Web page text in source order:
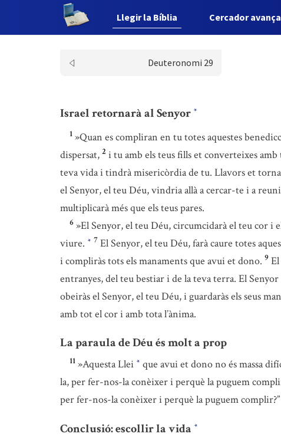
Llegir la Bíblia Cercador
Deuteronomi 29
Israel retornarà al Senyor *
1 »Quan es compliran en tu totes aquestes
dispersat, 2 i tu amb els teus fills et converteixes
teva vida i tindrà misericòrdia de tu. Llavors et
el Senyor, el teu Déu, vindria allà a cercar-te i a
multiplicarà més que els teus pares.
6 »El Senyor, el teu Déu, circumcidarà el teu cor i
viure. * 7 El Senyor, el teu Déu, farà caure totes
i compliràs tots els manaments que avui et dono. 9
entranyes, del teu bestiar i de la teva terra. El
obeiràs el Senyor, el teu Déu, i guardaràs els seus
amb tot el cor i amb tota l’ànima.
La paraula de Déu és molt a prop
11 »Aquesta Llei * que avui et dono no és massa
la, per fer-nos-la conèixer i perquè la puguem
per fer-nos-la conèixer i perquè la puguem complir?”
Conclusió: escollir la vida *